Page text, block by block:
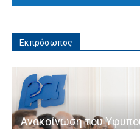
Εκπρόσωπος
Ανακοίνωση του